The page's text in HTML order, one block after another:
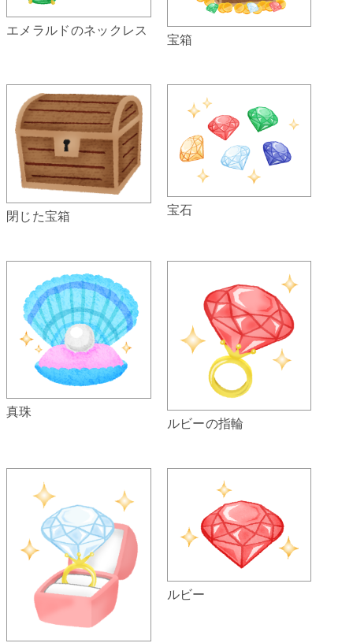
エメラルドのネックレス
宝箱
閉じた宝箱 宝石
真珠
ルビーの指輪
ルビー